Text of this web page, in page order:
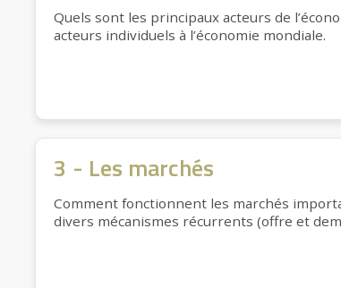
Quels sont les principaux acteurs de
acteurs individuels à l’économie mondiale.
3 - Les marchés
Comment fonctionnent les marchés
divers mécanismes récurrents (offre et